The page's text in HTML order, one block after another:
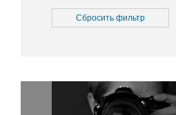
Медицина
Окружающая среда
Политика
Сбросить фильтр